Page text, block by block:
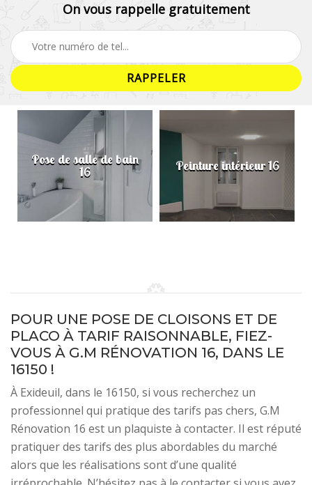
On vous rappelle gratuitement
Pose de salle de bain
16 Peinture intérieur 16
POUR UNE POSE DE CLOISONS ET DE
PLACO À TARIF RAISONNABLE, FIEZ-
VOUS À G.M RÉNOVATION 16, DANS LE
16150 !
À Exideuil, dans le 16150, si vous recherchez un
professionnel qui pratique des tarifs pas chers, G.M
Rénovation 16 est un plaquiste à contacter. Il est réputé
pratiquer des tarifs des plus abordables du marché
alors que les réalisations sont d’une qualité